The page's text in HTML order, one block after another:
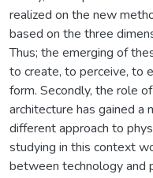
realized on the new
based on the three
Thus; the emerging of
to create, to perceive, to
form. Secondly, the role
architecture has gained a
different approach to
studying in this context
between technology and